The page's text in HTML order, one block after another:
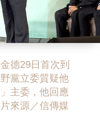
德29日首次到
黨立委質疑他
主委，他回應
來源／信傳媒